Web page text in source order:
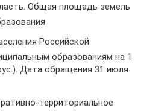
Общая площадь земель
Российской
образованиям на 1
Дата обращения 31 июля
территориальное